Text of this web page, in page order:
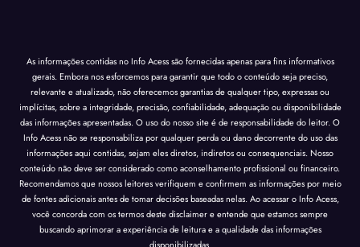
As informações contidas no Info Acess são fornecidas apenas para fins informativos
gerais. Embora nos esforcemos para garantir que todo o conteúdo seja preciso,
relevante e atualizado, não oferecemos garantias de qualquer tipo, expressas ou
implícitas, sobre a integridade, precisão, confiabilidade, adequação ou disponibilidade
das informações apresentadas. O uso do nosso site é de responsabilidade do leitor. O
Info Acess não se responsabiliza por qualquer perda ou dano decorrente do uso das
informações aqui contidas, sejam eles diretos, indiretos ou consequenciais. Nosso
conteúdo não deve ser considerado como aconselhamento profissional ou financeiro.
Recomendamos que nossos leitores verifiquem e confirmem as informações por meio
de fontes adicionais antes de tomar decisões baseadas nelas. Ao acessar o Info Acess,
você concorda com os termos deste disclaimer e entende que estamos sempre
buscando aprimorar a experiência de leitura e a qualidade das informações